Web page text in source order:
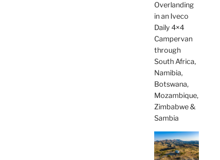
Overlanding
in an Iveco
Daily 4×4
Campervan
through
South Africa,
Namibia,
Botswana,
Mozambique,
Zimbabwe &
Sambia